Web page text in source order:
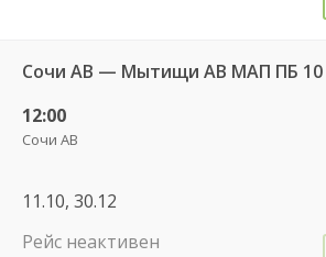
12:00
Сочи АВ
11.10, 30.12
Рейс неактивен